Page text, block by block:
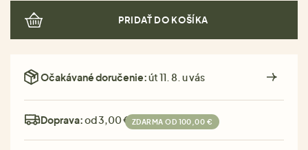
PRIDAŤ DO KOŠÍKA
Očakávané doručenie:út 11. 8. u vás
Doprava:od 3,00 € ZDARMA OD 100,00 €